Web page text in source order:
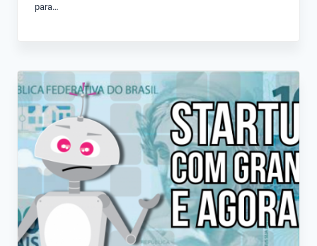
para…